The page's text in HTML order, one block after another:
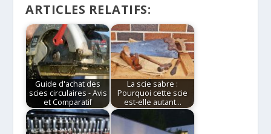
ARTICLES RELATIFS:
Guide d'achat des
scies circulaires - Avis
et Comparatif
La scie sabre :
Pourquoi cette scie
est-elle autant…